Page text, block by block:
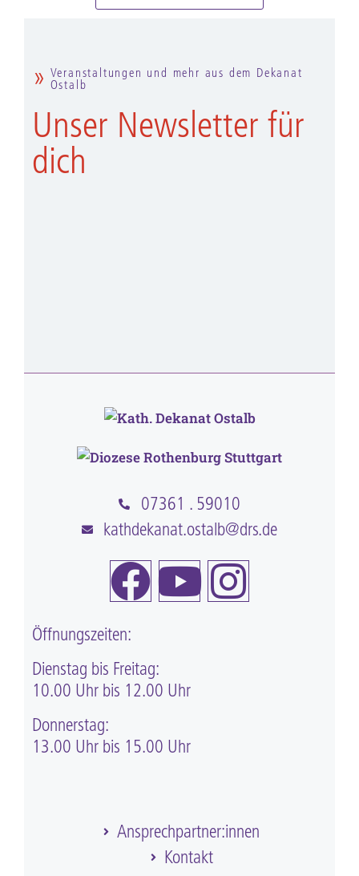
Veranstaltungen und mehr aus dem Dekanat
Ostalb
Unser Newsletter für
dich
07361 . 59010
kathdekanat.ostalb@drs.de
Öffnungszeiten:
Dienstag bis Freitag:
10.00 Uhr bis 12.00 Uhr
Donnerstag:
13.00 Uhr bis 15.00 Uhr
Ansprechpartner:innen
Kontakt